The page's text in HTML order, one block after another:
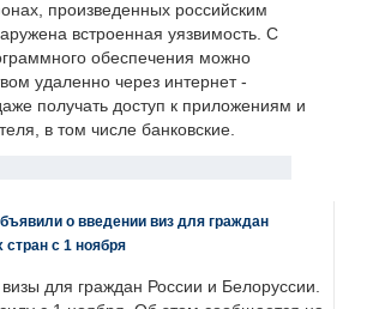
произведенных российским
встроенная уязвимость. С
обеспечения можно
удаленно через интернет -
получать доступ к приложениям и
в том числе банковские.
о введении виз для граждан
стран с 1 ноября
для граждан России и Белоруссии.